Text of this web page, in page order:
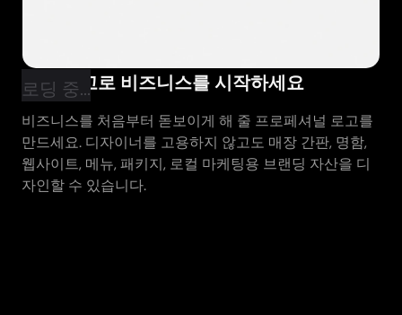
로딩 중...
프로 로고로 비즈니스를 시작하세요
비즈니스를 처음부터 돋보이게 해 줄 프로페셔널 로고를
만드세요. 디자이너를 고용하지 않고도 매장 간판, 명함,
웹사이트, 메뉴, 패키지, 로컬 마케팅용 브랜딩 자산을 디
자인할 수 있습니다.